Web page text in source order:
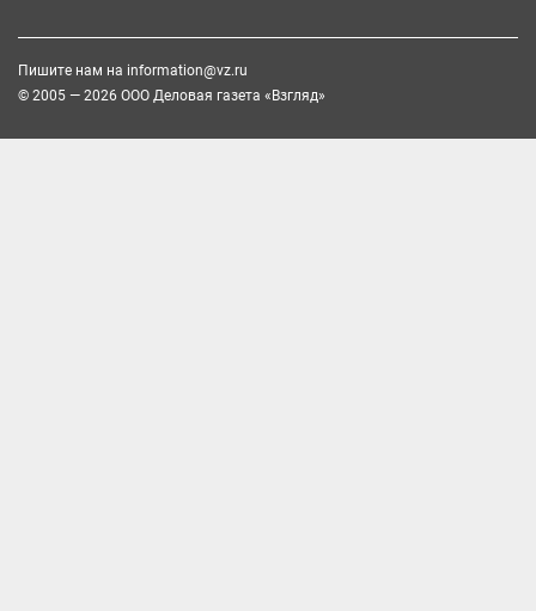
Пишите нам на information@vz.ru
© 2005 — 2026 ООО Деловая газета «Взгляд»